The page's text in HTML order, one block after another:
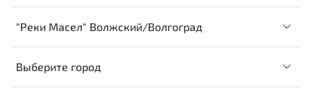
"Реки Масел" Волжский/Волгоград
Выберите город